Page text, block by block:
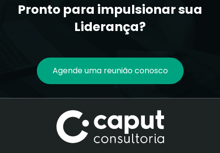
Pronto para impulsionar sua
Liderança?
Agende uma reunião conosco